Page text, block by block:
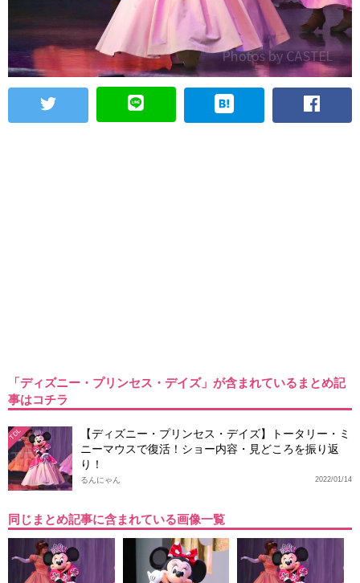
「ディズニー・プリンセス・デイズ」が含まれているまとめ記
事はコチラ
TDL
【ディズニー・プリンセス・デイズ】トータリー・ミ
ニーマウスで復活！ショー内容・見どころを振り返
り！
2022/01/14
るんにゃん
同じまとめ記事に含まれている画像一覧